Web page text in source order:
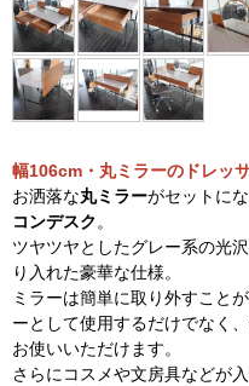
幅106cm・丸ミラーのドレッ
お洒落な丸ミラーがセットに
コンデスク。
ツヤツヤとしたグレー系の光
り入れた豪華な仕様。
ミラーは簡単に取り外すこと
ーとして使用するだけでなく
お使いいただけます。
さらにコスメや文房具などが